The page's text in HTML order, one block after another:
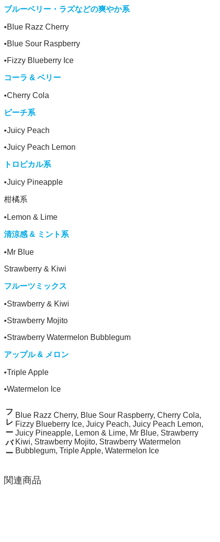
ブルーベリー・ラズなどの爽やか系
•Blue Razz Cherry
•Blue Sour Raspberry
•Fizzy Blueberry Ice
コーラ & ベリー
•Cherry Cola
ピーチ系
•Juicy Peach
•Juicy Peach Lemon
トロピカル系
•Juicy Pineapple
柑橘系
•Lemon & Lime
清涼感 & ミント系
•Mr Blue
Strawberry & Kiwi
フルーツミックス
•Strawberry & Kiwi
•Strawberry Mojito
•Strawberry Watermelon Bubblegum
アップル & メロン
•Triple Apple
•Watermelon Ice
フ
レ
ー
バ
ー
Blue Razz Cherry, Blue Sour Raspberry, Cherry Cola,
Fizzy Blueberry Ice, Juicy Peach, Juicy Peach Lemon,
Juicy Pineapple, Lemon & Lime, Mr Blue, Strawberry
Kiwi, Strawberry Mojito, Strawberry Watermelon
Bubblegum, Triple Apple, Watermelon Ice
関連商品